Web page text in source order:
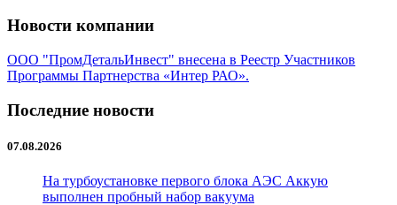
Новости компании
ООО "ПромДетальИнвест" внесена в Реестр Участников
Программы Партнерства «Интер РАО».
Последние новости
07.08.2026
На турбоустановке первого блока АЭС Аккую
выполнен пробный набор вакуума